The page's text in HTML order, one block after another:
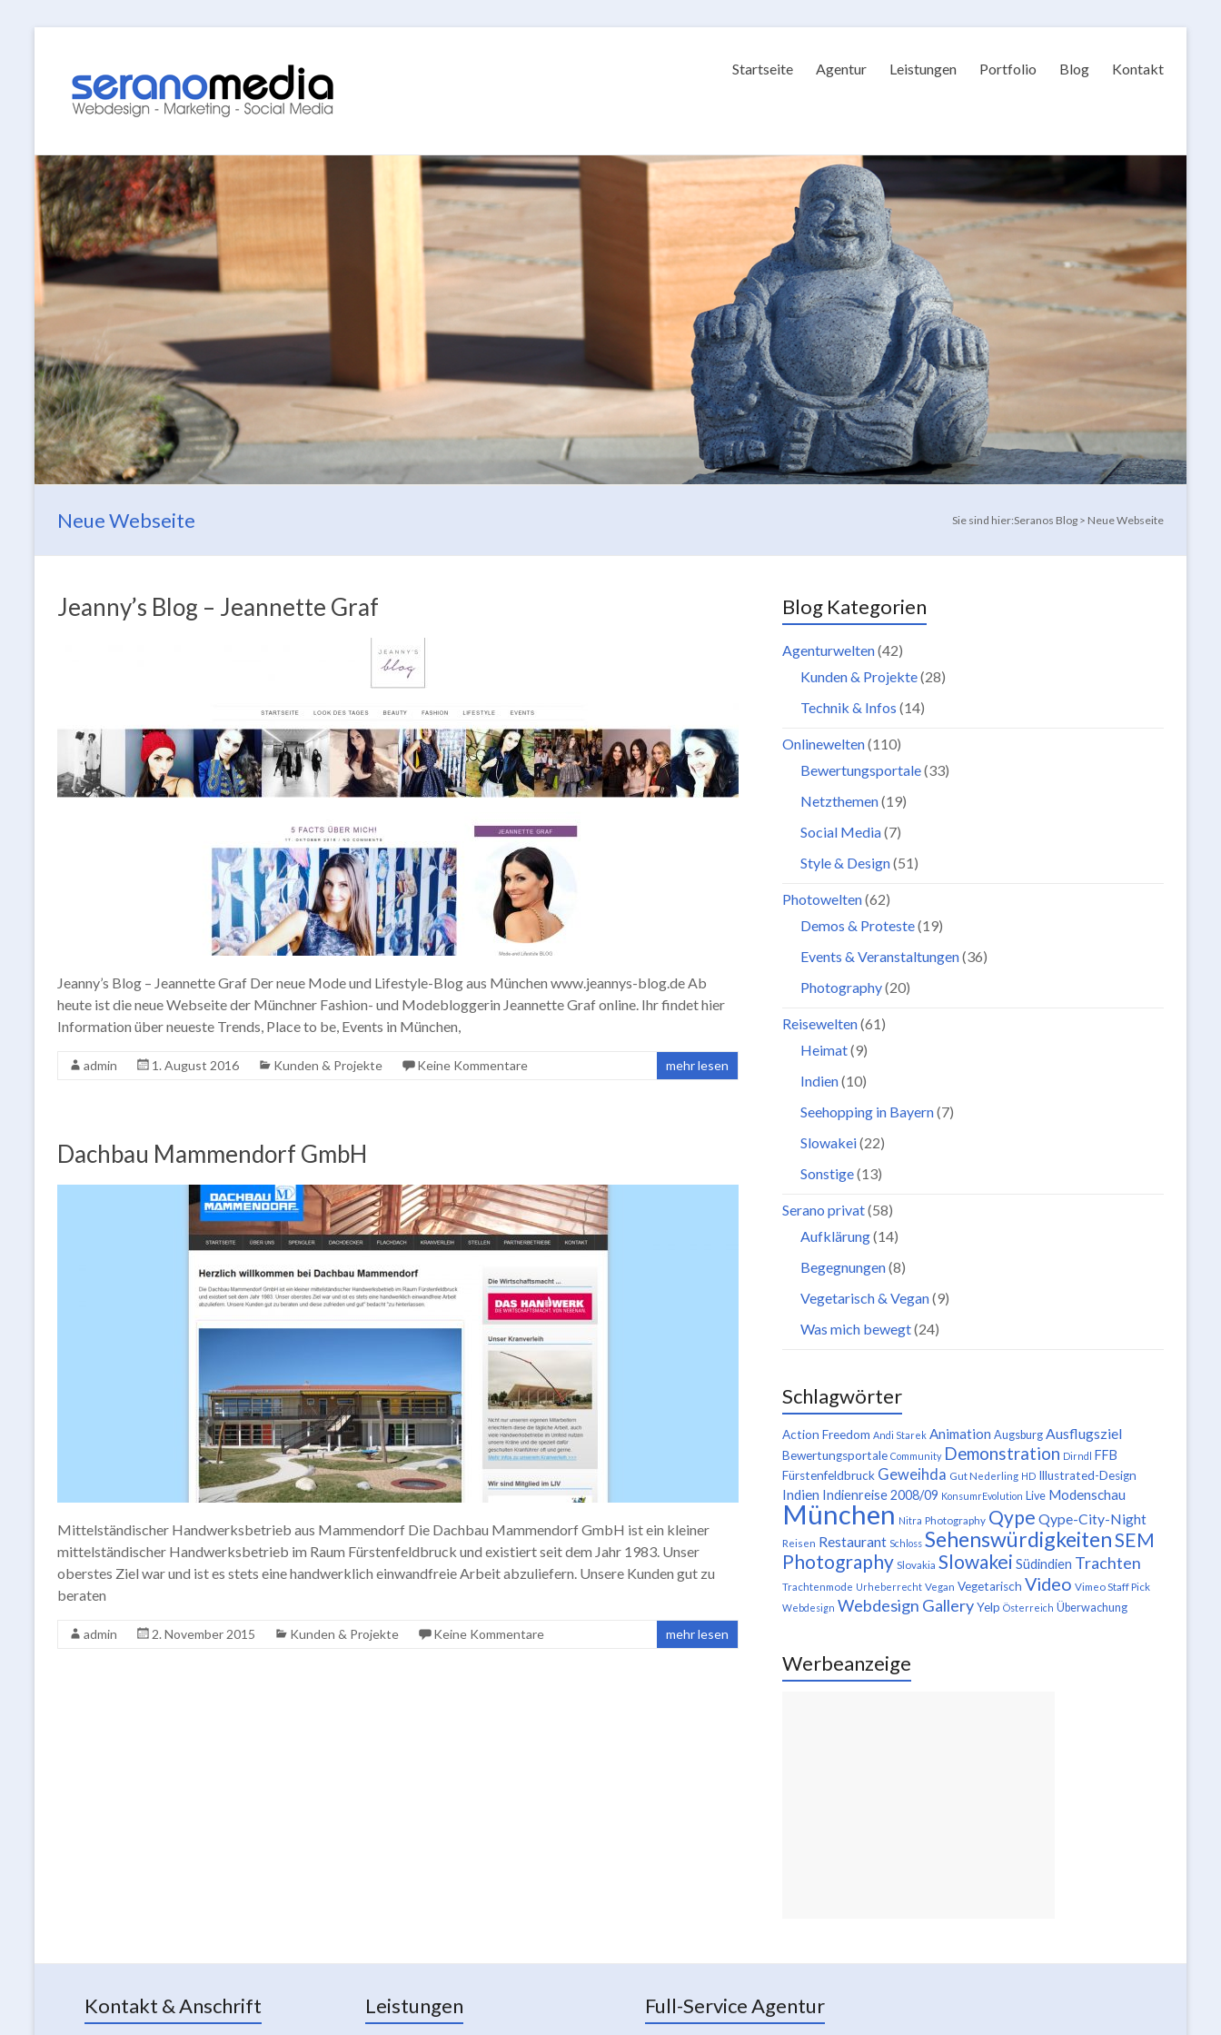
Startseite Agentur Leistungen Portfolio Blog Kontakt
Neue Webseite Sie sind hier:Seranos Blog > Neue Webseite
Jeanny’s Blog – Jeannette Graf
Jeanny’s Blog – Jeannette Graf Der neue Mode und Lifestyle-Blog aus München www.jeannys-blog.de Ab
heute ist die neue Webseite der Münchner Fashion- und Modebloggerin Jeannette Graf online. Ihr findet hier
Information über neueste Trends, Place to be, Events in München,
admin 1. August 2016 Kunden & Projekte Keine Kommentare mehr lesen
Dachbau Mammendorf GmbH
Mittelständischer Handwerksbetrieb aus Mammendorf Die Dachbau Mammendorf GmbH ist ein kleiner
mittelständischer Handwerksbetrieb im Raum Fürstenfeldbruck und existiert seit dem Jahr 1983. Unser
oberstes Ziel war und ist es stets eine handwerklich einwandfreie Arbeit abzuliefern. Unsere Kunden gut zu
beraten
admin 2. November 2015 Kunden & Projekte Keine Kommentare mehr lesen
Blog Kategorien
Agenturwelten(42)
Kunden & Projekte(28)
Technik & Infos (14)
Onlinewelten(110)
Bewertungsportale(33)
Netzthemen(19)
Social Media(7)
Style & Design(51)
Photowelten(62)
Demos & Proteste(19)
Events & Veranstaltungen(36)
Photography(20)
Reisewelten(61)
Heimat(9)
Indien(10)
Seehopping in Bayern(7)
Slowakei(22)
Sonstige(13)
Serano privat(58)
Aufklärung(14)
Begegnungen(8)
Vegetarisch & Vegan(9)
Was mich bewegt(24)
Schlagwörter
Action Freedom Andi Starek Animation Augsburg Ausflugsziel
Bewertungsportale Community Demonstration Dirndl FFB
Fürstenfeldbruck Geweihda Gut Nederling HD Illustrated-Design
Indien Indienreise 2008/09 KonsumrEvolution Live Modenschau
München Nitra Photography Qype Qype-City-Night
Reisen Restaurant Schloss SehenswürdigkeitenSEM
Photography Slovakia Slowakei Südindien Trachten
Trachtenmode Urheberrecht Vegan Vegetarisch Video Vimeo Staff Pick
Webdesign Webdesign GalleryYelp Österreich Überwachung
Werbeanzeige
Kontakt & Anschrift Leistungen Full-Service Agentur